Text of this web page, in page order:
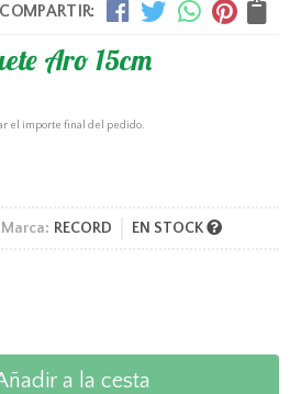
COMPARTIR:
Aro 15cm
el importe final del pedido.
Marca: RECORD EN STOCK
a la cesta